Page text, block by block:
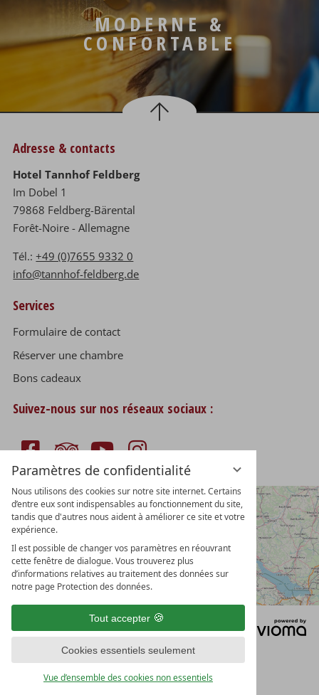
Paramètres de confidentialité
Nous utilisons des cookies sur notre site internet. Certains
d’entre eux sont indispensables au fonctionnement du site,
tandis que d'autres nous aident à améliorer ce site et votre
expérience.
Il est possible de changer vos paramètres en réouvrant
cette fenêtre de dialogue. Vous trouverez plus
d’informations relatives au traitement des données sur
notre page Protection des données.
Tout accepter
Cookies essentiels seulement
Vue d’ensemble des cookies non essentiels
MODERNE &
CONFORTABLE
Adresse & contacts
Hotel Tannhof Feldberg
Im Dobel 1
79868 Feldberg-Bärental
Forêt-Noire - Allemagne
Tél.:+49 (0)7655 9332 0
info@tannhof-feldberg.de
Services
Formulaire de contact
Réserver une chambre
Bons cadeaux
Suivez-nous sur nos réseaux sociaux :
PROTECTION DES DONNÉES
PARAMÈTRES DE CONFIDENTIALITÉ
MENTIONS LÉGALES
CGV